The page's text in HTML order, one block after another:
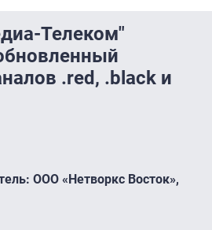
Телеком"
.red, .black и
ООО « Нетворкс Восток»,